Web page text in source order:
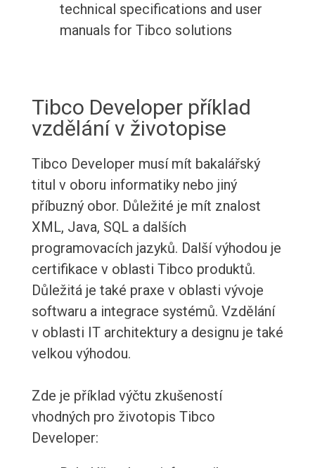
technical specifications and user
manuals for Tibco solutions
Tibco Developer příklad
vzdělání v životopise
Tibco Developer musí mít bakalářský
titul v oboru informatiky nebo jiný
příbuzný obor. Důležité je mít znalost
XML, Java, SQL a dalších
programovacích jazyků. Další výhodou je
certifikace v oblasti Tibco produktů.
Důležitá je také praxe v oblasti vývoje
softwaru a integrace systémů. Vzdělání
v oblasti IT architektury a designu je také
velkou výhodou.
Zde je příklad výčtu zkušeností
vhodných pro životopis Tibco
Developer: